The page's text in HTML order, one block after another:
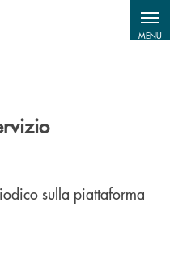
MENU
sulla piattaforma